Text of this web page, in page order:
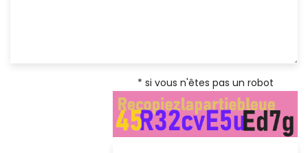
* si vous n'êtes pas un robot